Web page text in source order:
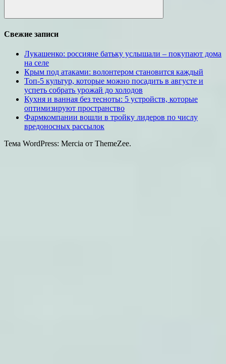
Поиск
Свежие записи
Лукашенко: россияне батьку услышали – покупают дома
на селе
Крым под атаками: волонтером становится каждый
Топ-5 культур, которые можно посадить в августе и
успеть собрать урожай до холодов
Кухня и ванная без тесноты: 5 устройств, которые
оптимизируют пространство
Фармкомпании вошли в тройку лидеров по числу
вредоносных рассылок
Тема WordPress: Mercia от ThemeZee.